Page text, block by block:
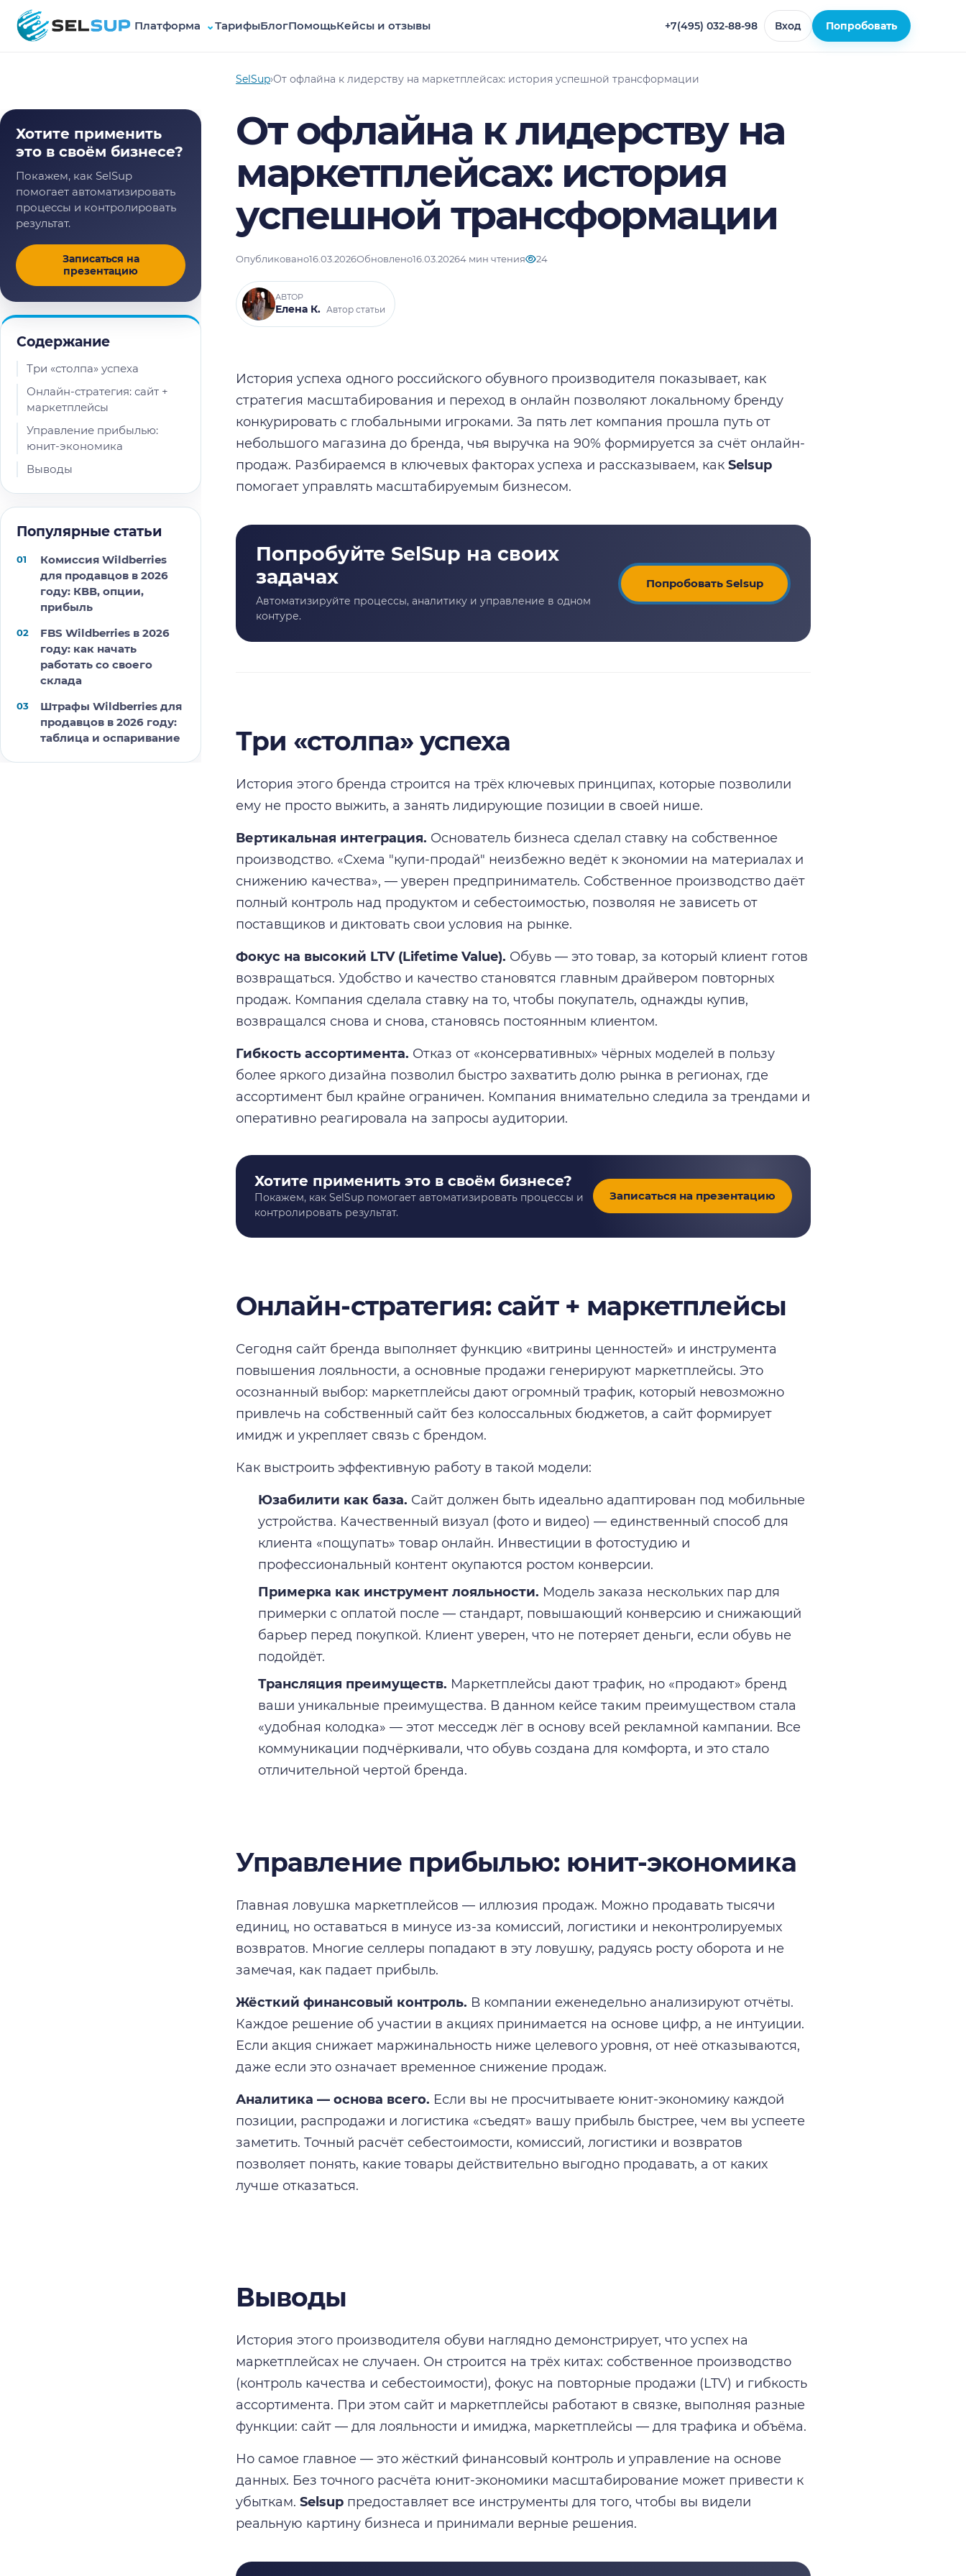
SelSup Платформа ⌄ТарифыБлогПомощьКейсы и отзывы +7(495) 032-88-98 Вход Попробовать
SelSup›От офлайна к лидерству на маркетплейсах: история успешной трансформации
От офлайна к лидерству на
маркетплейсах: история
успешной трансформации
Опубликовано16.03.2026Обновлено16.03.20264 мин чтения 24
АВТОР
Елена К. Автор статьи
Содержание
Три «столпа» успеха
Онлайн-стратегия: сайт +
маркетплейсы
Управление прибылью:
юнит-экономика
Выводы
Популярные статьи
Комиссия Wildberries
для продавцов в 2026
году: КВВ, опции,
прибыль
FBS Wildberries в 2026
году: как начать
работать со своего
склада
Штрафы Wildberries для
продавцов в 2026 году:
таблица и оспаривание
Хотите применить
это в своём бизнесе?
Покажем, как SelSup
помогает автоматизировать
процессы и контролировать
результат.
Записаться на
презентацию
История успеха одного российского обувного производителя показывает, как
стратегия масштабирования и переход в онлайн позволяют локальному бренду
конкурировать с глобальными игроками. За пять лет компания прошла путь от
небольшого магазина до бренда, чья выручка на 90% формируется за счёт онлайн-
продаж. Разбираемся в ключевых факторах успеха и рассказываем, как Selsup
помогает управлять масштабируемым бизнесом.
Попробовать Selsup
Три «столпа» успеха
История этого бренда строится на трёх ключевых принципах, которые позволили
ему не просто выжить, а занять лидирующие позиции в своей нише.
Вертикальная интеграция. Основатель бизнеса сделал ставку на собственное
производство. «Схема "купи-продай" неизбежно ведёт к экономии на материалах и
снижению качества», — уверен предприниматель. Собственное производство даёт
полный контроль над продуктом и себестоимостью, позволяя не зависеть от
поставщиков и диктовать свои условия на рынке.
Фокус на высокий LTV (Lifetime Value). Обувь — это товар, за который клиент готов
возвращаться. Удобство и качество становятся главным драйвером повторных
продаж. Компания сделала ставку на то, чтобы покупатель, однажды купив,
возвращался снова и снова, становясь постоянным клиентом.
Гибкость ассортимента. Отказ от «консервативных» чёрных моделей в пользу
более яркого дизайна позволил быстро захватить долю рынка в регионах, где
ассортимент был крайне ограничен. Компания внимательно следила за трендами и
оперативно реагировала на запросы аудитории.
Хотите применить это в своём бизнесе?
Покажем, как SelSup помогает автоматизировать процессы и
контролировать результат.
Записаться на презентацию
Онлайн-стратегия: сайт + маркетплейсы
Сегодня сайт бренда выполняет функцию «витрины ценностей» и инструмента
повышения лояльности, а основные продажи генерируют маркетплейсы. Это
осознанный выбор: маркетплейсы дают огромный трафик, который невозможно
привлечь на собственный сайт без колоссальных бюджетов, а сайт формирует
имидж и укрепляет связь с брендом.
Как выстроить эффективную работу в такой модели:
Юзабилити как база. Сайт должен быть идеально адаптирован под мобильные
устройства. Качественный визуал (фото и видео) — единственный способ для
клиента «пощупать» товар онлайн. Инвестиции в фотостудию и
профессиональный контент окупаются ростом конверсии.
Примерка как инструмент лояльности. Модель заказа нескольких пар для
примерки с оплатой после — стандарт, повышающий конверсию и снижающий
барьер перед покупкой. Клиент уверен, что не потеряет деньги, если обувь не
подойдёт.
Трансляция преимуществ. Маркетплейсы дают трафик, но «продают» бренд
ваши уникальные преимущества. В данном кейсе таким преимуществом стала
«удобная колодка» — этот месседж лёг в основу всей рекламной кампании. Все
коммуникации подчёркивали, что обувь создана для комфорта, и это стало
отличительной чертой бренда.
Управление прибылью: юнит-экономика
Главная ловушка маркетплейсов — иллюзия продаж. Можно продавать тысячи
единиц, но оставаться в минусе из-за комиссий, логистики и неконтролируемых
возвратов. Многие селлеры попадают в эту ловушку, радуясь росту оборота и не
замечая, как падает прибыль.
Жёсткий финансовый контроль. В компании еженедельно анализируют отчёты.
Каждое решение об участии в акциях принимается на основе цифр, а не интуиции.
Если акция снижает маржинальность ниже целевого уровня, от неё отказываются,
даже если это означает временное снижение продаж.
Аналитика — основа всего. Если вы не просчитываете юнит-экономику каждой
позиции, распродажи и логистика «съедят» вашу прибыль быстрее, чем вы успеете
заметить. Точный расчёт себестоимости, комиссий, логистики и возвратов
позволяет понять, какие товары действительно выгодно продавать, а от каких
лучше отказаться.
Выводы
История этого производителя обуви наглядно демонстрирует, что успех на
маркетплейсах не случаен. Он строится на трёх китах: собственное производство
(контроль качества и себестоимости), фокус на повторные продажи (LTV) и гибкость
ассортимента. При этом сайт и маркетплейсы работают в связке, выполняя разные
функции: сайт — для лояльности и имиджа, маркетплейсы — для трафика и объёма.
Но самое главное — это жёсткий финансовый контроль и управление на основе
данных. Без точного расчёта юнит-экономики масштабирование может привести к
убыткам. Selsup предоставляет все инструменты для того, чтобы вы видели
реальную картину бизнеса и принимали верные решения.